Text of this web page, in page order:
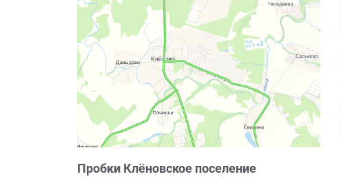
Пробки Клёновское поселение